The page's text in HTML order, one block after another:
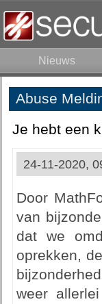
Nieuws
Abuse
Je hebt een
24-11-2020,
Door
van
dat we
oprekken,
weer